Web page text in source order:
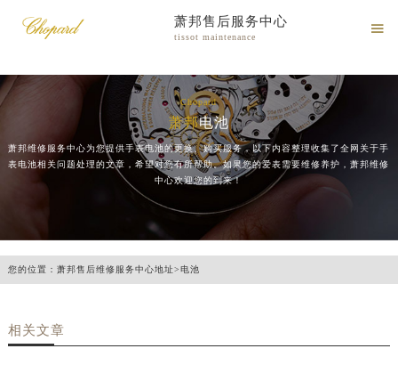
萧邦售后服务中心
tissot maintenance

Chopard
萧邦电池
萧邦维修服务中心为您提供手表电池的更换、购买服务，以下内容整理收集了全网关于手
表电池相关问题处理的文章，希望对您有所帮助。如果您的爱表需要维修养护，萧邦维修
中心欢迎您的到来！
您的位置： 萧邦售后维修服务中心地址>电池
相关文章